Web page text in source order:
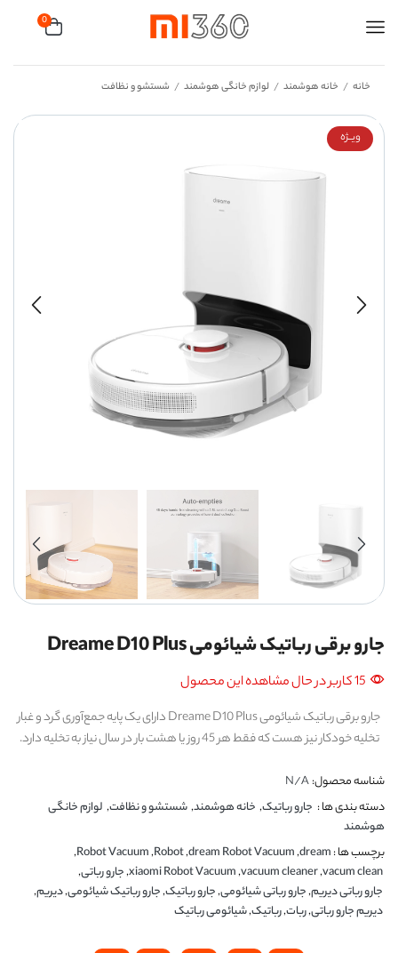
0
خانه / خانه هوشمند / لوازم خانگی هوشمند / شستشو و نظافت
ویــژه
جارو برقی رباتیک شیائومی Dreame D10 Plus
15 کاربر در حال مشاهده این محصول
جارو برقی رباتیک شیائومی Dreame D10 Plus دارای یک پایه جمع‌آوری گرد و غبار
تخلیه خودکار نیز هست که فقط هر 45 روز یا هشت بار در سال نیاز به تخلیه دارد.
شناسه محصول:N/A
دسته بندی ها : جارو رباتیک, خانه هوشمند,شستشو و نظافت, لوازم خانگی
هوشمند
برچسب ها :dream
,
dream Robot Vacuum
,
Robot
,
Robot Vacuum
,
vacum clean
,
vacuum cleaner
,
xiaomi Robot Vacuum
,جارو رباتی,
جارو رباتی دیریم,جارو رباتی شیائومی,جارو رباتیک,جارو رباتیک شیائومی,دیریم,
دیریم جارو رباتی,ربات,رباتیک,شیائومی رباتیک